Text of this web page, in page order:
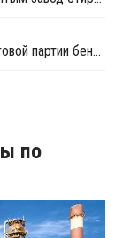
Pertamina объявила тендер на продажу спотовой партии бензола с отгрузкой в апреле
по